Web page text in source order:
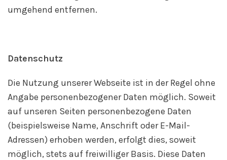
umgehend entfernen.
Datenschutz
Die Nutzung unserer Webseite ist in der Regel ohne
Angabe personenbezogener Daten möglich. Soweit
auf unseren Seiten personenbezogene Daten
(beispielsweise Name, Anschrift oder E-Mail-
Adressen) erhoben werden, erfolgt dies, soweit
möglich, stets auf freiwilliger Basis. Diese Daten